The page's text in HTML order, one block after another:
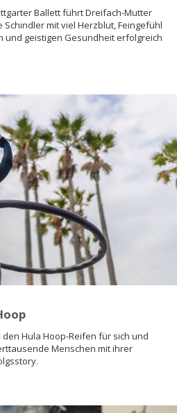
Ballett führt Dreifach-Mutter
mit viel Herzblut, Feingefühl
und geistigen Gesundheit erfolgreich
MORE
Hula Hoop-Reifen für sich und
Menschen mit ihrer